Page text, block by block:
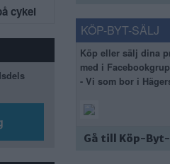
cykel
KÖP-BYT-SÄLJ
Köp eller sälj dina
med i
- Vi som bor i
Gå till Köp-